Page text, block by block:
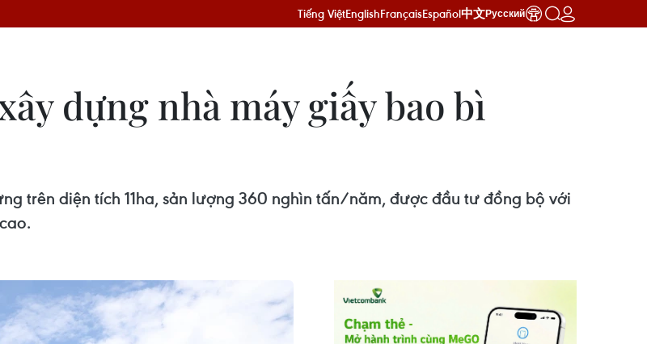
Tiếng ViệtEnglishFrançaisEspañol中文Русский
dựng nhà máy giấy bao bì
trên diện tích 11ha, sản lượng 360 nghìn tấn/năm, được đầu tư đồng bộ với